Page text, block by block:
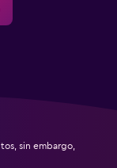
sin embargo,